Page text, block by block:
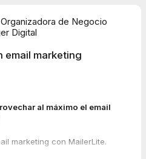
de Negocio
Digital
email marketing
al máximo el email
marketing con MailerLite.